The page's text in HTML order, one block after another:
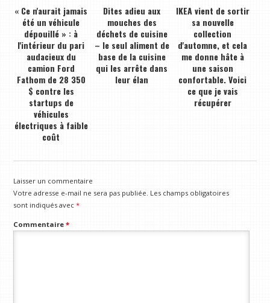
« Ce n'aurait jamais
été un véhicule
dépouillé » : à
l'intérieur du pari
audacieux du
camion Ford
Fathom de 28 350
$ contre les
startups de
véhicules
électriques à faible
coût
Dites adieu aux
mouches des
déchets de cuisine
– le seul aliment de
base de la cuisine
qui les arrête dans
leur élan
IKEA vient de sortir
sa nouvelle
collection
d'automne, et cela
me donne hâte à
une saison
confortable. Voici
ce que je vais
récupérer
Laisser un commentaire
Votre adresse e-mail ne sera pas publiée. Les champs obligatoires
sont indiqués avec*
Commentaire*